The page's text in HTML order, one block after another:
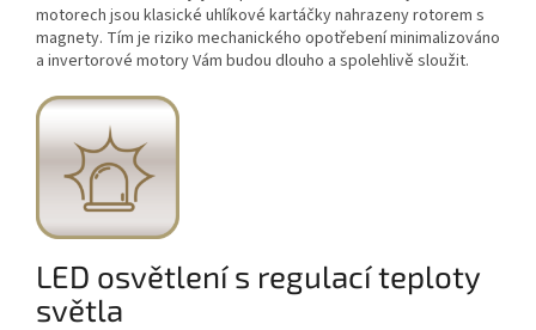
motorech jsou klasické uhlíkové kartáčky nahrazeny rotorem s
magnety. Tím je riziko mechanického opotřebení minimalizováno
a invertorové motory Vám budou dlouho a spolehlivě sloužit.
LED osvětlení s regulací teploty
světla